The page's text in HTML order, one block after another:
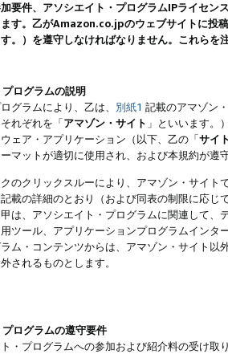
要件、アソシエイト・プログラムIPライセ
す。乙がAmazon.co.jpのウェブサイトに投
。）を遵守しなければなりません。これらを
ログラムの説明
グラムにより、乙は、 別紙1 記載のアマゾン
れぞれを「アマゾン・サイト 」といいます。
ェア・アプリケーション（以下、乙の「サイト
マットが適切に使用され、および本規約が遵
のクリックスルーにより、アマゾン・サイト
記載の詳細のとおり（および同表の制限に応じ
は、アソシエイト・プログラムに関連して
ツール、アプリケーションプログラムインタ
ム・コンテンツからは、アマゾン・サイト
されるものとします。
ログラムの遵守要件
・プログラムへの参加および紹介料の受け取